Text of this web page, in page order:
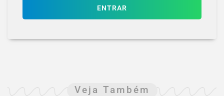
ENTRAR
Veja Também